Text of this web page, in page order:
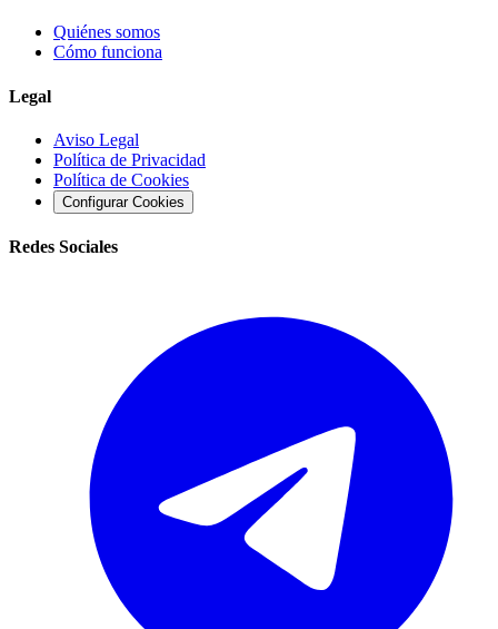
Quiénes somos
Cómo funciona
Legal
Aviso Legal
Política de Privacidad
Política de Cookies
Configurar Cookies
Redes Sociales